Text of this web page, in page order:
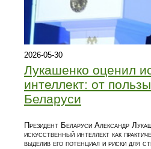
2026-05-30
Лукашенко оценил
интеллект: от
Беларуси
Президент Беларуси Александр
искусственный интеллект как
выделив его потенциал и риски для